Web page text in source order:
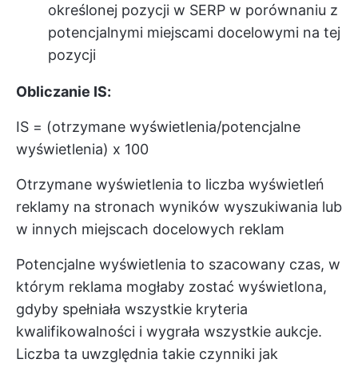
określonej pozycji w SERP w porównaniu z
potencjalnymi miejscami docelowymi na tej
pozycji
Obliczanie IS:
IS = (otrzymane wyświetlenia/potencjalne
wyświetlenia) x 100
Otrzymane wyświetlenia to liczba wyświetleń
reklamy na stronach wyników wyszukiwania lub
w innych miejscach docelowych reklam
Potencjalne wyświetlenia to szacowany czas, w
którym reklama mogłaby zostać wyświetlona,
gdyby spełniała wszystkie kryteria
kwalifikowalności i wygrała wszystkie aukcje.
Liczba ta uwzględnia takie czynniki jak